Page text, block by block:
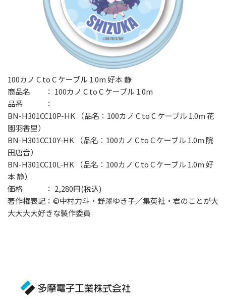
100カノ C to C ケーブル 1.0m 好本 静
商品名 ： 100カノ C to C ケーブル 1.0m
品番 ：
BN-H301CC10P-HK （品名：100カノ C to C ケーブル 1.0m 花
園羽香里）
BN-H301CC10Y-HK （品名：100カノ C to C ケーブル 1.0m 院
田唐音）
BN-H301CC10L-HK （品名：100カノ C to C ケーブル 1.0m 好
本 静）
価格 ： 2,280円(税込)
著作権表記：©中村力斗・野澤ゆき子／集英社・君のことが大
大大大大好きな製作委員